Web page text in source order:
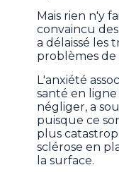
Mais rien n'y
convaincu
a délaissé les
problèmes de
L'anxiété
santé en
négliger, a
puisque ce
plus
sclérose en
la surface.